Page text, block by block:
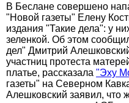
В Беслане совершено
"Новой газеты" Елену
издания "Такие дела": у
зеленкой. Об этом
дел" Дмитрий
участниц протеста
платье, рассказала "Эху
газеты" на Северном
Алешковский заявил, что